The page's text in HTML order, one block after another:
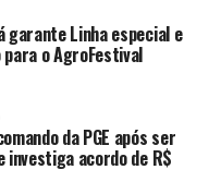
o local da
do jato do Ciopaer,
e a captura dos
ressaltou o
Pública, coronel
garante Linha especial e
o AgroFestival
da PGE após ser
investiga acordo de R$